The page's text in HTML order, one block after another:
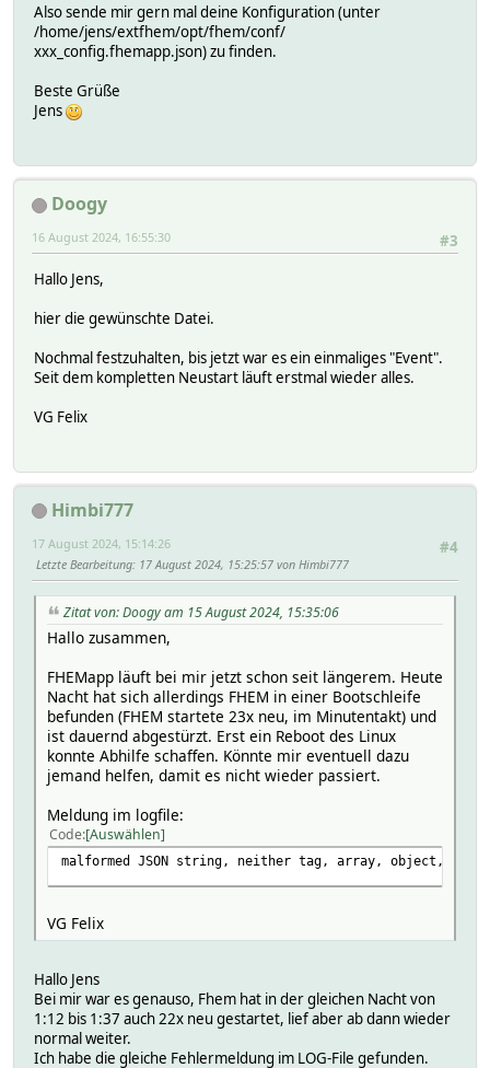
Also sende mir gern mal deine Konfiguration (unter
/home/jens/extfhem/opt/fhem/conf/
xxx_config.fhemapp.json) zu finden.
Beste Grüße
Jens
Doogy
#3
16 August 2024, 16:55:30
Hallo Jens,
hier die gewünschte Datei.
Nochmal festzuhalten, bis jetzt war es ein einmaliges "Event".
Seit dem kompletten Neustart läuft erstmal wieder alles.
VG Felix
Himbi777
#4
17 August 2024, 15:14:26
Letzte Bearbeitung: 17 August 2024, 15:25:57 von Himbi777
Zitat von: Doogy am 15 August 2024, 15:35:06
Hallo zusammen,
FHEMapp läuft bei mir jetzt schon seit längerem. Heute
Nacht hat sich allerdings FHEM in einer Bootschleife
befunden (FHEM startete 23x neu, im Minutentakt) und
ist dauernd abgestürzt. Erst ein Reboot des Linux
konnte Abhilfe schaffen. Könnte mir eventuell dazu
jemand helfen, damit es nicht wieder passiert.
Meldung im logfile:
Code Auswählen
malformed JSON string, neither tag, array, object,
VG Felix
Hallo Jens
Bei mir war es genauso, Fhem hat in der gleichen Nacht von
1:12 bis 1:37 auch 22x neu gestartet, lief aber ab dann wieder
normal weiter.
Ich habe die gleiche Fehlermeldung im LOG-File gefunden.